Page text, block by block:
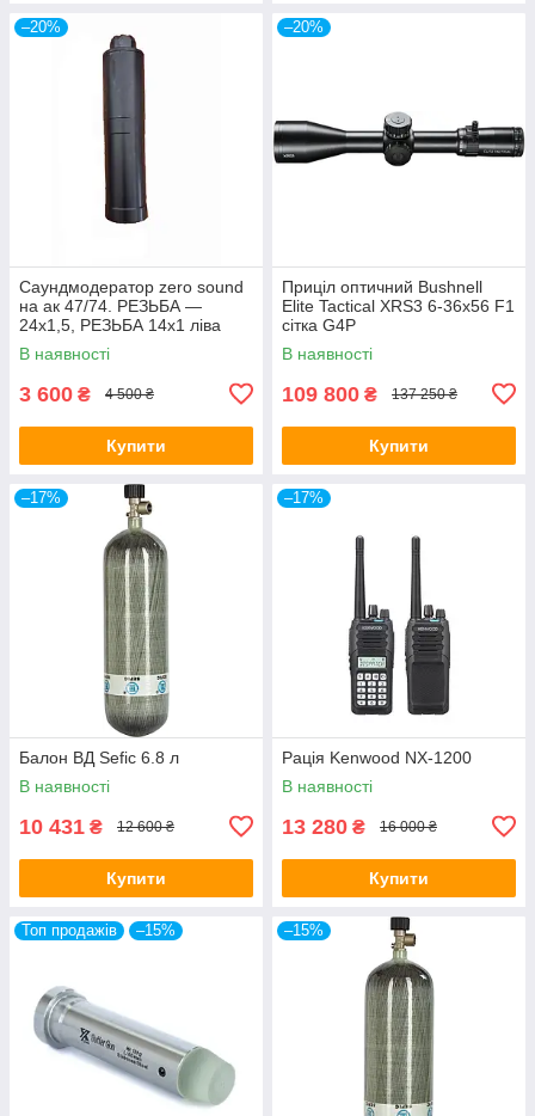
–20%
Саундмодератор zero sound
на ак 47/74. РЕЗЬБА —
24х1,5, РЕЗЬБА 14х1 ліва
В наявності
3 600 ₴ 4 500 ₴
Купити
–20%
Приціл оптичний Bushnell
Elite Tactical XRS3 6-36x56 F1
сітка G4P
В наявності
109 800 ₴ 137 250 ₴
Купити
–17%
Балон ВД Sefic 6.8 л
В наявності
10 431 ₴ 12 600 ₴
Купити
–17%
Рація Kenwood NX-1200
В наявності
13 280 ₴ 16 000 ₴
Купити
Топ продажів –15% –15%